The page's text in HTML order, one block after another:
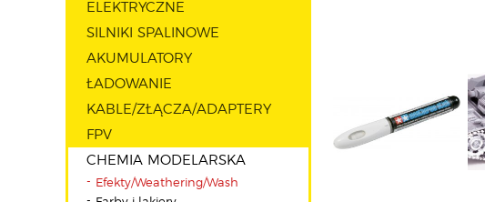
ELEKTRYCZNE
SILNIKI SPALINOWE
AKUMULATORY
ŁADOWANIE
KABLE/ZŁĄCZA/ADAPTERY
FPV
CHEMIA MODELARSKA
Efekty/Weathering/Wash